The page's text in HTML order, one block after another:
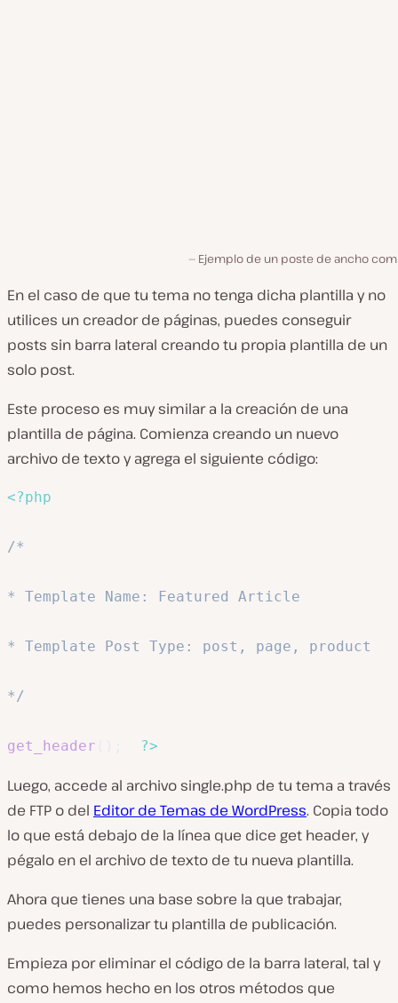
Ejemplo de un poste de ancho
En el caso de que tu tema no tenga dicha plantilla y no
utilices un creador de páginas, puedes conseguir
posts sin barra lateral creando tu propia plantilla de un
solo post.
Este proceso es muy similar a la creación de una
plantilla de página. Comienza creando un nuevo
archivo de texto y agrega el siguiente código:
<?php
/*
* Template Name: Featured Article
* Template Post Type: post, page, product
*/
get_header ?>
Luego, accede al archivo single.php de tu tema a través
de FTP o del Editor de Temas de WordPress. Copia todo
lo que está debajo de la línea que dice get header, y
pégalo en el archivo de texto de tu nueva plantilla.
Ahora que tienes una base sobre la que trabajar,
puedes personalizar tu plantilla de publicación.
Empieza por eliminar el código de la barra lateral, tal y
como hemos hecho en los otros métodos que